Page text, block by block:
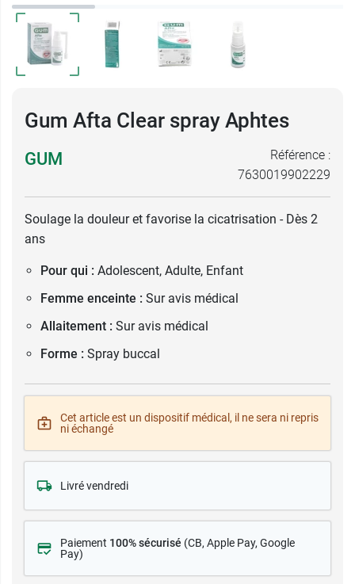
Gum Afta Clear spray Aphtes
GUM
Référence :
7630019902229
Soulage la douleur et favorise la cicatrisation - Dès 2
ans
Pour qui : Adolescent, Adulte, Enfant
Femme enceinte : Sur avis médical
Allaitement : Sur avis médical
Forme : Spray buccal
Cet article est un dispositif médical, il ne sera ni repris
ni échangé
Livré vendredi
Paiement 100% sécurisé (CB, Apple Pay, Google
Pay)